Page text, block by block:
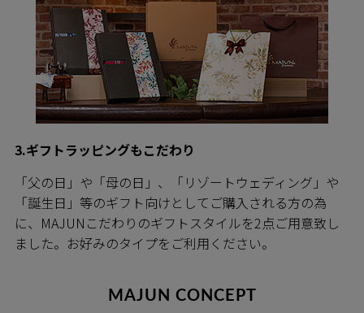
3.ギフトラッピングもこだわり
「父の日」や「母の日」、「リゾートウェディング」や
「誕生日」等のギフト向けとしてご購入される方の為
に、MAJUNこだわりのギフトスタイルを2点ご用意致し
ました。お好みのタイプをご利用ください。
MAJUN CONCEPT